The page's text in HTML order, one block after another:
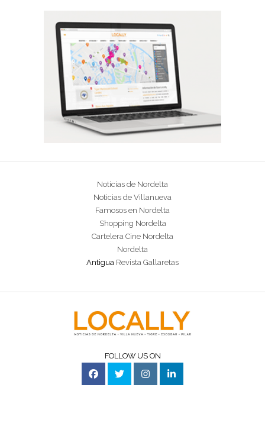
Noticias de Nordelta
Noticias de Villanueva
Famosos en Nordelta
Shopping Nordelta
Cartelera Cine Nordelta
Nordelta
Antigua Revista Gallaretas
FOLLOW US ON